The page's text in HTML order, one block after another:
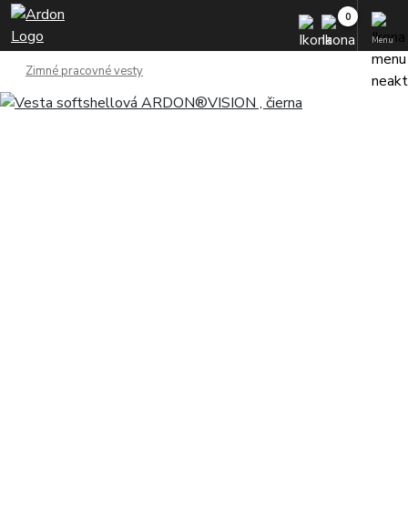
Menu
Zimné pracovné vesty